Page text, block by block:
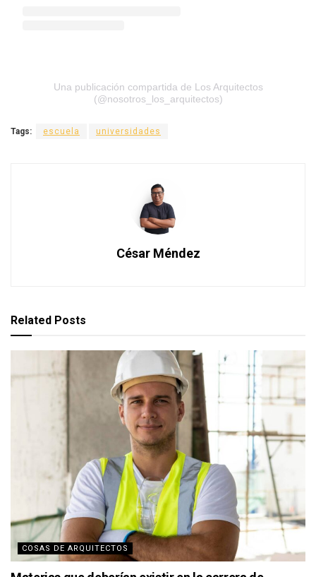
Una publicación compartida de Los Arquitectos
(@nosotros_los_arquitectos)
Tags: escuela universidades
César Méndez
Related Posts
COSAS DE ARQUITECTOS